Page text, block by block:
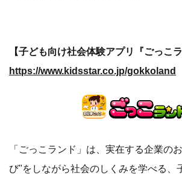
【子ども向け社会体験アプリ『ごっこ
https://www.kidsstar.co.jp/gokkoland
「ごっこランド」は、実在する企業の
び"をしながら社会のしくみを学べる、